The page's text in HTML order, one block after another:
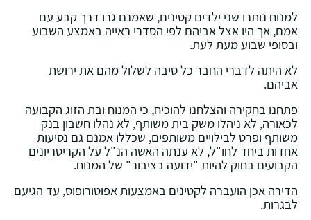
למנוח נותרו שני ילדים קטינים, שאמנם גרו דרך קבע עם
אמם, אך היו אצל אביהם לפי הסדרי ראייה באמצע השבוע
ובסופי שבוע מעת לעת.
לא היתה לדברי החבר כל סיבה לשלול מהם את ירושת
אביהם.
פתחנו בחקירה והצלחנו להוכיח, כי המנוח ובת הזוג הקבועה
לכאורה, לא ניהלו משק בית משותף, לא נהלו חשבון בנק
משותף ופרט לבילויים משותפים, שכללו אמנם גם נסיעות
אחדות ביחד לחו"ל, לא ענתה האשה הנ"ל על הקריטריונים
הקבועים בחוק להיות "ידועה בציבור" של המנוח.
הדירה אכן הועברה לקטינים באמצעות אפוטורופוס, עד הגיעם
לבגרות.